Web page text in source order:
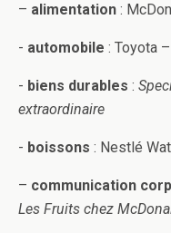
– alimentation :
- automobile : Toyota
- biens durables :
extraordinaire
- boissons : Nestlé
– communication
Les Fruits chez